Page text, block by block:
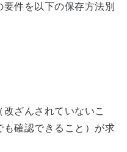
件を以下の保存方法別
ざんされていないこ
も確認できること）が求